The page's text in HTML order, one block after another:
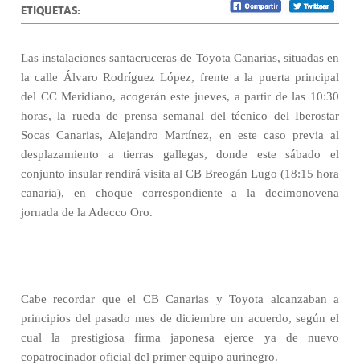
ETIQUETAS:
Las instalaciones santacruceras de Toyota Canarias, situadas en
la calle Álvaro Rodríguez López, frente a la puerta principal
del CC Meridiano, acogerán este jueves, a partir de las 10:30
horas, la rueda de prensa semanal del técnico del Iberostar
Socas Canarias, Alejandro Martínez, en este caso previa al
desplazamiento a tierras gallegas, donde este sábado el
conjunto insular rendirá visita al CB Breogán Lugo (18:15 hora
canaria), en choque correspondiente a la decimonovena
jornada de la Adecco Oro.
Cabe recordar que el CB Canarias y Toyota alcanzaban a
principios del pasado mes de diciembre un acuerdo, según el
cual la prestigiosa firma japonesa ejerce ya de nuevo
copatrocinador oficial del primer equipo aurinegro.